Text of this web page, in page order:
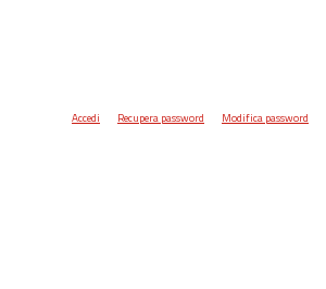
Accedi Recupera password Modifica password